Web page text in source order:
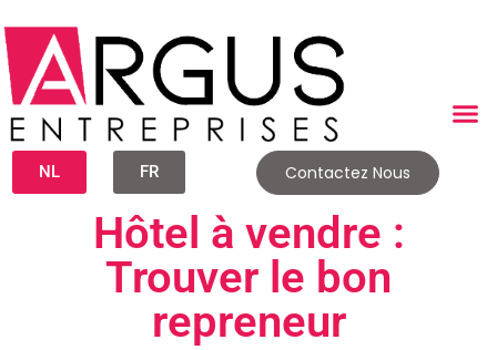
NL FR Contactez Nous
Hôtel à vendre :
Trouver le bon
repreneur